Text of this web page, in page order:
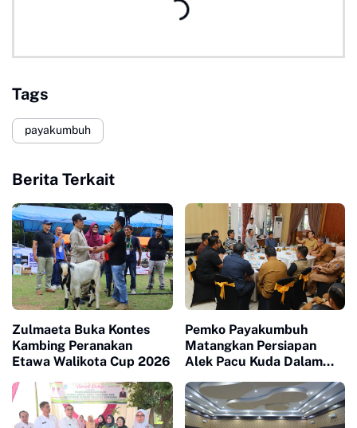
Tags
payakumbuh
Berita Terkait
Zulmaeta Buka Kontes
Kambing Peranakan
Etawa Walikota Cup 2026
Pemko Payakumbuh
Matangkan Persiapan
Alek Pacu Kuda Dalam